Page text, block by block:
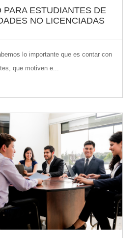
PARA ESTUDIANTES DE
NO LICENCIADAS
lo importante que es contar con
que motiven e...